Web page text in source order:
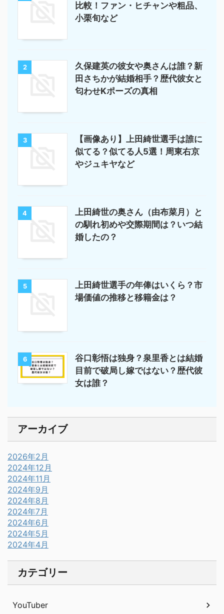
比較！ファン・ヒチャンや粗品、
小栗旬など
2
久保建英の彼女や奥さんは誰？新
田さちかが結婚相手？歴代彼女と
匂わせKポーズの真相
3
【画像あり】上田綺世選手は誰に
似てる？似てる人5選！周東右京
やジュキヤなど
4
上田綺世の奥さん（由布菜月）と
の馴れ初めや交際期間は？いつ結
婚したの？
5
上田綺世選手の年俸はいくら？市
場価値の推移と移籍金は？
6
谷口彰悟は独身？泉里香とは結婚
目前で破局し嫁ではない？歴代彼
女は誰？
アーカイブ
2026年2月
2024年12月
2024年11月
2024年9月
2024年8月
2024年7月
2024年6月
2024年5月
2024年4月
カテゴリー
YouTuber